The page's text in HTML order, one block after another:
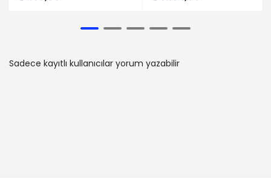
Sadece kayıtlı kullanıcılar yorum yazabilir